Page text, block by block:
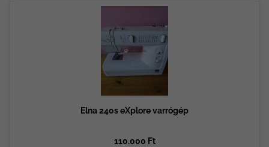
Elna 240s eXplore varrógép
110.000 Ft